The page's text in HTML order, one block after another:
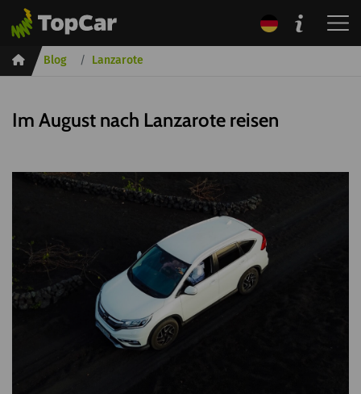
InicioBlog Lanzarote
Im August nach Lanzarote reisen